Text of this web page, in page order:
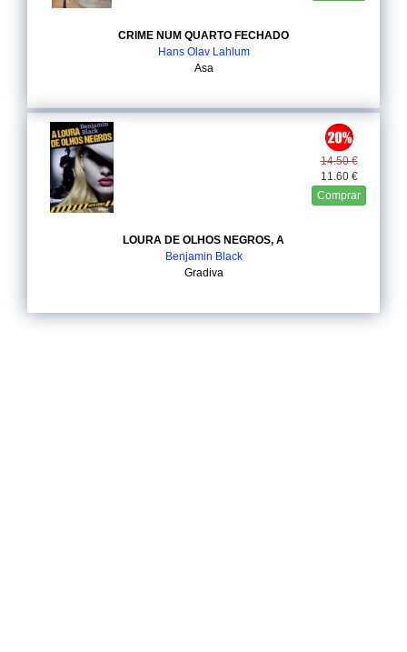
CRIME NUM QUARTO FECHADO
Hans Olav Lahlum
Asa
14.50 €
11.60 €
Comprar
LOURA DE OLHOS NEGROS, A
Benjamin Black
Gradiva